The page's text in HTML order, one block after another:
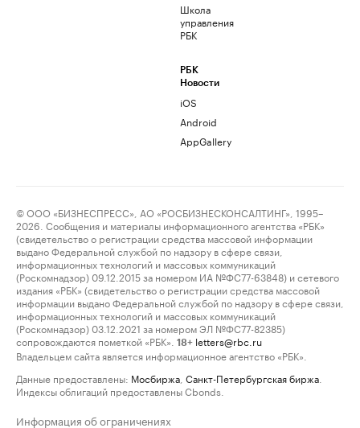
Школа
управления
РБК
РБК
Новости
iOS
Android
AppGallery
© ООО «БИЗНЕСПРЕСС», АО «РОСБИЗНЕСКОНСАЛТИНГ», 1995–
2026. Сообщения и материалы информационного агентства «РБК»
(свидетельство о регистрации средства массовой информации
выдано Федеральной службой по надзору в сфере связи,
информационных технологий и массовых коммуникаций
(Роскомнадзор) 09.12.2015 за номером ИА №ФС77-63848) и сетевого
издания «РБК» (свидетельство о регистрации средства массовой
информации выдано Федеральной службой по надзору в сфере связи,
информационных технологий и массовых коммуникаций
(Роскомнадзор) 03.12.2021 за номером ЭЛ №ФС77-82385)
сопровождаются пометкой «РБК».
18+ letters@rbc.ru
Владельцем сайта является информационное агентство «РБК».
Данные предоставлены: Мосбиржа Санкт-Петербургская биржа
Индексы облигаций предоставлены Cbonds.
Информация об ограничениях